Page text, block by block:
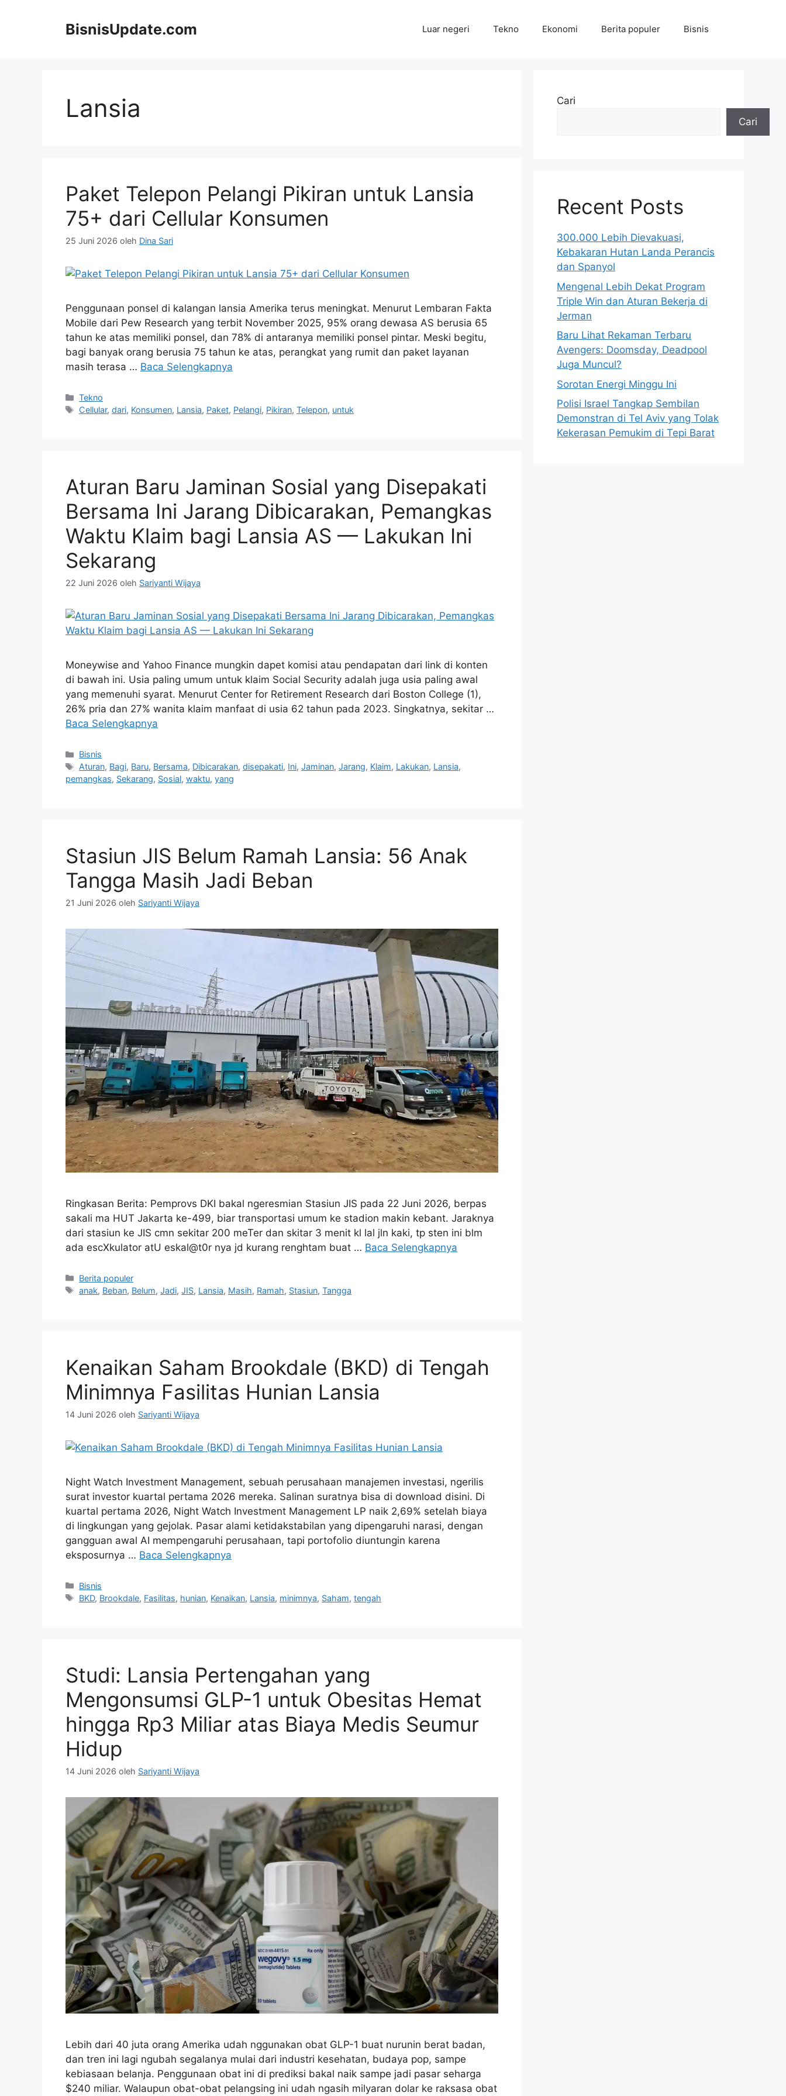
BisnisUpdate.com Luar negeri Tekno Ekonomi Berita populer Bisnis
Lansia
Paket Telepon Pelangi Pikiran untuk Lansia
75+ dari Cellular Konsumen
25 Juni 2026 oleh Dina Sari
Penggunaan ponsel di kalangan lansia Amerika terus meningkat. Menurut Lembaran Fakta
Mobile dari Pew Research yang terbit November 2025, 95% orang dewasa AS berusia 65
tahun ke atas memiliki ponsel, dan 78% di antaranya memiliki ponsel pintar. Meski begitu,
bagi banyak orang berusia 75 tahun ke atas, perangkat yang rumit dan paket layanan
masih terasa … Baca Selengkapnya
Kategori
Tekno
Tag
Cellular,dari, Konsumen, Lansia, Paket, Pelangi, Pikiran,Telepon, untuk
Aturan Baru Jaminan Sosial yang Disepakati
Bersama Ini Jarang Dibicarakan, Pemangkas
Waktu Klaim bagi Lansia AS — Lakukan Ini
Sekarang
22 Juni 2026 oleh Sariyanti Wijaya
Moneywise and Yahoo Finance mungkin dapet komisi atau pendapatan dari link di konten
di bawah ini. Usia paling umum untuk klaim Social Security adalah juga usia paling awal
yang memenuhi syarat. Menurut Center for Retirement Research dari Boston College (1),
26% pria dan 27% wanita klaim manfaat di usia 62 tahun pada 2023. Singkatnya, sekitar …
Baca Selengkapnya
Kategori
Bisnis
Tag
Aturan, Bagi, Baru, Bersama, Dibicarakan,disepakati, Ini,Jaminan,Jarang, Klaim, Lakukan, Lansia,
pemangkas, Sekarang, Sosial, waktu, yang
Stasiun JIS Belum Ramah Lansia: 56 Anak
Tangga Masih Jadi Beban
21 Juni 2026 oleh Sariyanti Wijaya
Ringkasan Berita: Pemprovs DKI bakal ngeresmian Stasiun JIS pada 22 Juni 2026, berpas
sakali ma HUT Jakarta ke-499, biar transportasi umum ke stadion makin kebant. Jaraknya
dari stasiun ke JIS cmn sekitar 200 meTer dan skitar 3 menit kl lal jln kaki, tp sten ini blm
ada escXkulator atU eskal@t0r nya jd kurang renghtam buat … Baca Selengkapnya
Kategori
Berita populer
Tag
anak, Beban, Belum,Jadi,JIS, Lansia, Masih, Ramah, Stasiun,Tangga
Kenaikan Saham Brookdale (BKD) di Tengah
Minimnya Fasilitas Hunian Lansia
14 Juni 2026 oleh Sariyanti Wijaya
Night Watch Investment Management, sebuah perusahaan manajemen investasi, ngerilis
surat investor kuartal pertama 2026 mereka. Salinan suratnya bisa di download disini. Di
kuartal pertama 2026, Night Watch Investment Management LP naik 2,69% setelah biaya
di lingkungan yang gejolak. Pasar alami ketidakstabilan yang dipengaruhi narasi, dengan
gangguan awal AI mempengaruhi perusahaan, tapi portofolio diuntungin karena
eksposurnya … Baca Selengkapnya
Kategori
Bisnis
Tag
BKD, Brookdale, Fasilitas, hunian, Kenaikan, Lansia, minimnya, Saham,tengah
Studi: Lansia Pertengahan yang
Mengonsumsi GLP-1 untuk Obesitas Hemat
hingga Rp3 Miliar atas Biaya Medis Seumur
Hidup
14 Juni 2026 oleh Sariyanti Wijaya
Lebih dari 40 juta orang Amerika udah nggunakan obat GLP-1 buat nurunin berat badan,
dan tren ini lagi ngubah segalanya mulai dari industri kesehatan, budaya pop, sampe
kebiasaan belanja. Penggunaan obat ini di prediksi bakal naik sampe jadi pasar seharga
$240 miliar. Walaupun obat-obat pelangsing ini udah ngasih milyaran dolar ke raksasa obat
Cari
Cari
Recent Posts
300.000 Lebih Dievakuasi,
Kebakaran Hutan Landa Perancis
dan Spanyol
Mengenal Lebih Dekat Program
Triple Win dan Aturan Bekerja di
Jerman
Baru Lihat Rekaman Terbaru
Avengers: Doomsday, Deadpool
Juga Muncul?
Sorotan Energi Minggu Ini
Polisi Israel Tangkap Sembilan
Demonstran di Tel Aviv yang Tolak
Kekerasan Pemukim di Tepi Barat